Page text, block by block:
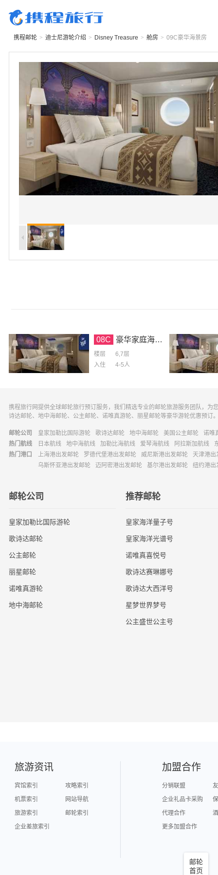
携程邮轮 > 迪士尼游轮介绍 > Disney Treasure > 舱房 > 09C豪华海景房
08C 豪华家庭海景房
楼层
6,7层
入住
4-5人
携程旅行网提供全球邮轮旅行预订服务，我们精选专业的邮轮旅游服务团队，
诗达邮轮、地中海邮轮、公主邮轮、诺唯真游轮、丽星邮轮等豪华游轮优惠预订
邮轮公司 皇家加勒比国际游轮 歌诗达邮轮 地中海邮轮 美国公主邮轮
诺唯
热门航线
日本航线 地中海航线 加勒比海航线 爱琴海航线 阿拉斯加航线
热门港口
上海港出发邮轮 罗德代堡港出发邮轮 威尼斯港出发邮轮
天津港出
乌斯怀亚港出发邮轮
迈阿密港出发邮轮 基尔港出发邮轮 纽约港出
邮轮公司
皇家加勒比国际游轮
歌诗达邮轮
公主邮轮
丽星邮轮
诺唯真游轮
地中海邮轮
推荐邮轮
皇家海洋量子号
皇家海洋光谱号
诺唯真喜悦号
歌诗达赛琳娜号
歌诗达大西洋号
星梦世界梦号
公主盛世公主号
邮轮
首页
旅游资讯
宾馆索引
攻略索引
机票索引
网站导航
旅游索引
邮轮索引
企业差旅索引
加盟合作
分销联盟
企业礼品卡采购
代理合作
更多加盟合作